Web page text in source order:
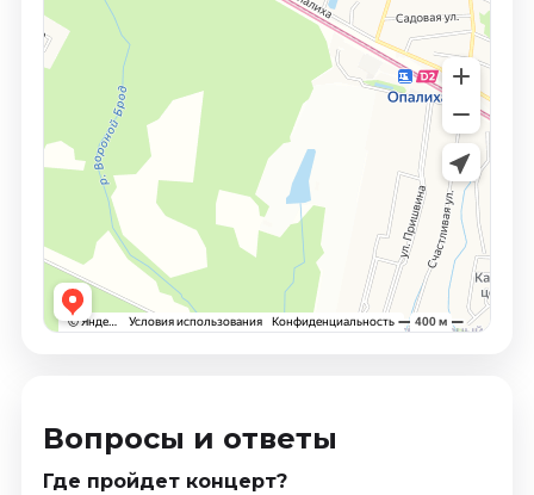
Вопросы и ответы
Где пройдет концерт?